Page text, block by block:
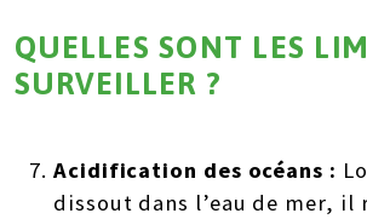
QUELLES SONT LES
SURVEILLER ?
Acidification des océans :
dissout dans l’eau de mer, il